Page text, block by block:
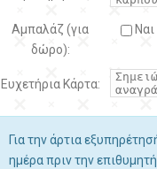
Αμπαλάζ (για
δώρο):
Ναι
Ευχετήρια Κάρτα:
Για την άρτια
ημέρα πριν την